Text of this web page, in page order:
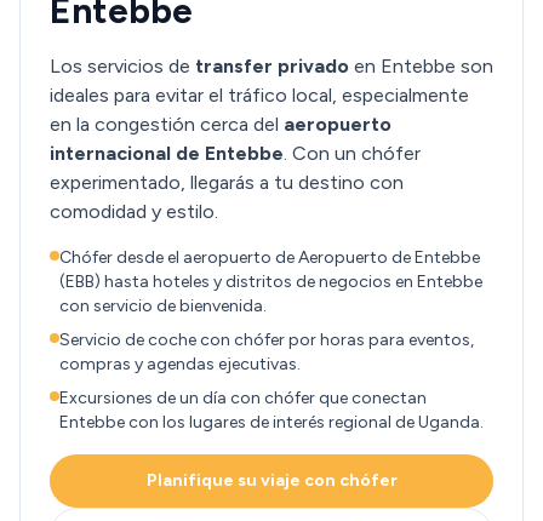
Entebbe
Los servicios de transfer privado en Entebbe son
ideales para evitar el tráfico local, especialmente
en la congestión cerca del aeropuerto
internacional de Entebbe. Con un chófer
experimentado, llegarás a tu destino con
comodidad y estilo.
Chófer desde el aeropuerto de Aeropuerto de Entebbe
(EBB) hasta hoteles y distritos de negocios en Entebbe
con servicio de bienvenida.
Servicio de coche con chófer por horas para eventos,
compras y agendas ejecutivas.
Excursiones de un día con chófer que conectan
Entebbe con los lugares de interés regional de Uganda.
Planifique su viaje con chófer